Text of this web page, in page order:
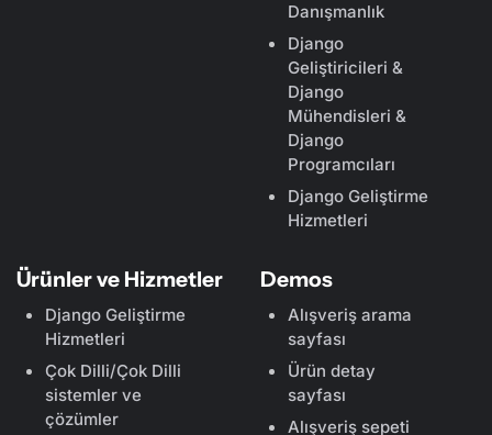
Danışmanlık
Django
Geliştiricileri &
Django
Mühendisleri &
Django
Programcıları
Django Geliştirme
Hizmetleri
Ürünler ve Hizmetler
Django Geliştirme
Hizmetleri
Çok Dilli/Çok Dilli
sistemler ve
çözümler
Demos
Alışveriş arama
sayfası
Ürün detay
sayfası
Alışveriş sepeti